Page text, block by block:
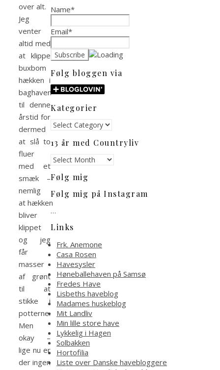
over alt.
Jeg
venter
altid med
at klippe
buxbom
hækken i
baghaven
til denne
årstid for
dermed
at slå to
fluer
med et
smæk –
nemlig
at hækken
bliver
klippet
og jeg
får
masser
af grønt
til at
stikke i
potterne.
Men
okay –
lige nu er
der ingen
Name*
Email*
Følg bloggen via
Kategorier
Kategorier
13 år med Countryliv
13
år
med
Countryliv
Følg mig
Følg mig på Instagram
…
Links
Frk. Anemone
Casa Rosen
Havesysler
Høneballehaven på Samsø
Fredes Have
Lisbeths haveblog
Madames huskeblog
Mit Landliv
Min lille store have
Lykkelig i Hagen
Solbakken
Hortofilia
Liste over Danske havebloggere